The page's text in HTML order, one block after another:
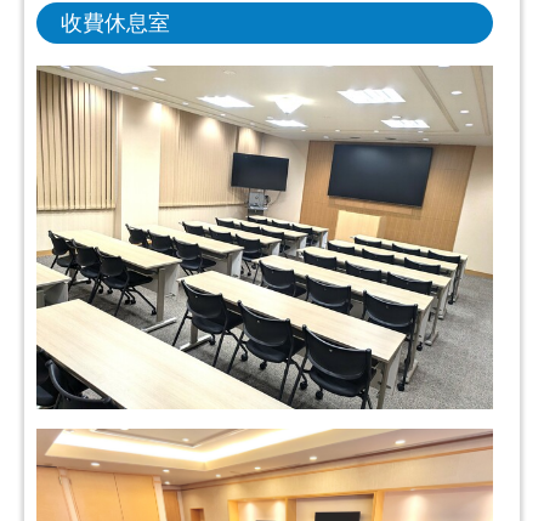
收費休息室